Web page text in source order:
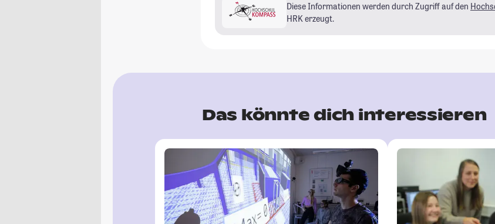
Diese Informationen werden durch Zugriff auf den
HRK erzeugt.
Das könnte dich interessieren